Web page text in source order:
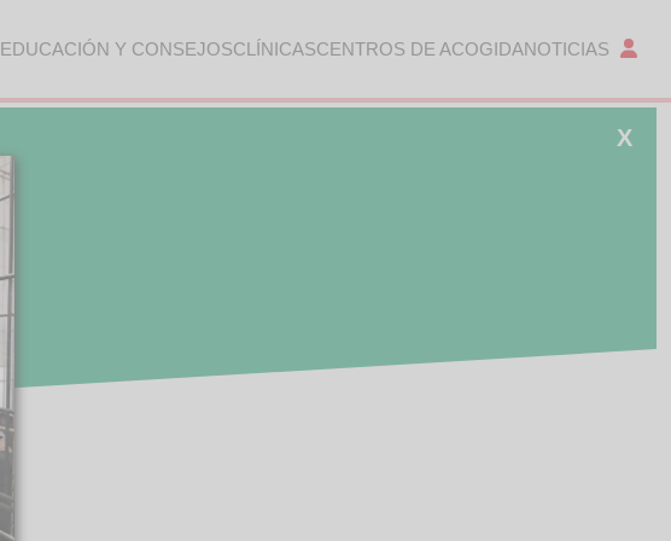
EDUCACIÓN Y CONSEJOSCLÍNICASCENTROS DE ACOGIDANOTICIAS
X